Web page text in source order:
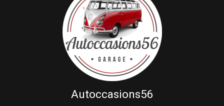
Autoccasions56